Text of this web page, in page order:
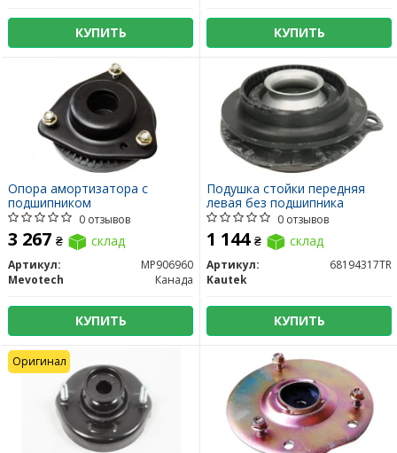
КУПИТЬ КУПИТЬ
Опора амортизатора с
подшипником
0 отзывов
3 267 ₴ склад
Артикул:
MP906960
Mevotech
Канада
КУПИТЬ
Подушка стойки передняя
левая без подшипника
0 отзывов
1 144 ₴ склад
Артикул:
68194317TR
Kautek
КУПИТЬ
Оригинал